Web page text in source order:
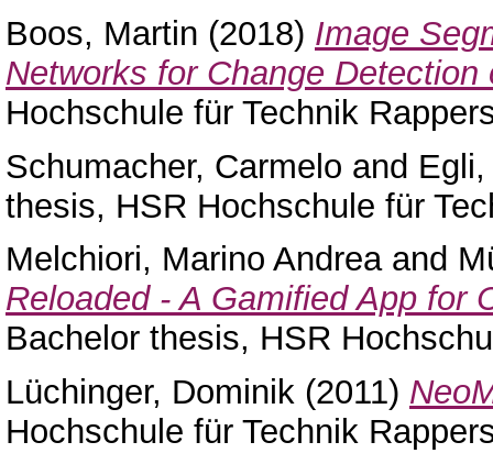
Boos, Martin (2018) Image
Networks for Change Detection
Hochschule für Technik
Schumacher, Carmelo and
thesis, HSR Hochschule für
Melchiori, Marino Andreaand
Reloaded - A Gamified App for
Bachelor thesis, HSR
Lüchinger, Dominik (2011)
Hochschule für Technik